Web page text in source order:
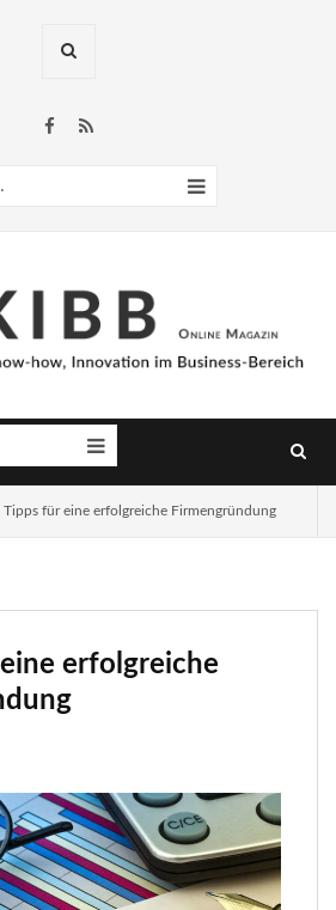
Tipps für eine erfolgreiche Firmengründung
erfolgreiche